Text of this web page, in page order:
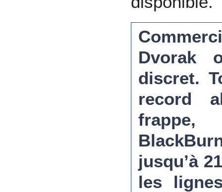
Dvorak
discret.
record
frappe,
jusqu’à
les